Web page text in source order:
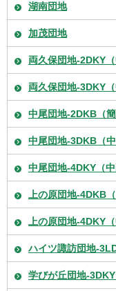
湖南団地
加茂団地
両久保団地-2DKY（
両久保団地-3DKY（
中尾団地-2DKB（簡
中尾団地-3DKB（中
中尾団地-4DKY（中
上の原団地-4DKB（
上の原団地-4DKY（
ハイツ諏訪団地-
学びが丘団地-3DKY